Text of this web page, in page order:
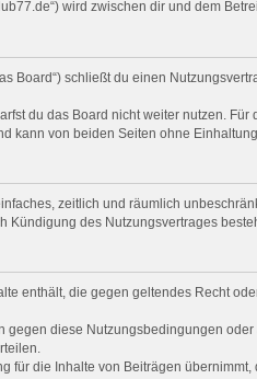
wird zwischen dir und dem
Board“) schließt du einen
du das Board nicht weiter nutzen.
kann von beiden Seiten ohne
zeitlich und räumlich
Kündigung des Nutzungsvertrages
enthält, die gegen geltendes Recht
gegen diese Nutzungsbedingungen
für die Inhalte von Beiträgen